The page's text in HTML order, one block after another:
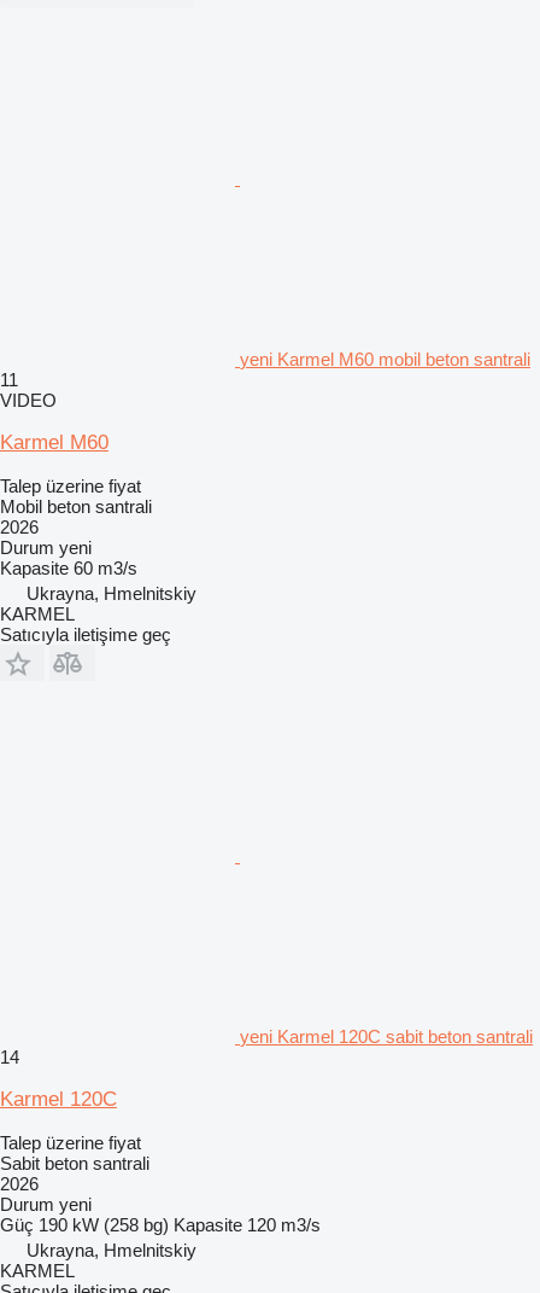
yeni Karmel M60 mobil beton santrali
11
VIDEO
Karmel M60
Talep üzerine fiyat
Mobil beton santrali
2026
Durum yeni
Kapasite 60 m3/s
Ukrayna, Hmelnitskiy
KARMEL
Satıcıyla iletişime geç
yeni Karmel 120C sabit beton santrali
14
Karmel 120C
Talep üzerine fiyat
Sabit beton santrali
2026
Durum yeni
Güç 190 kW (258 bg) Kapasite 120 m3/s
Ukrayna, Hmelnitskiy
KARMEL